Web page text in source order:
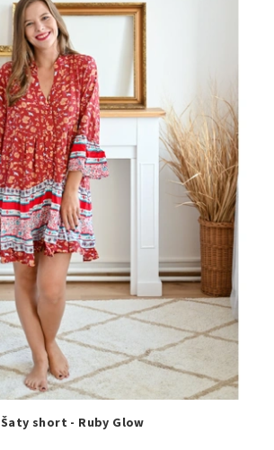
Šaty short - Ruby Glow